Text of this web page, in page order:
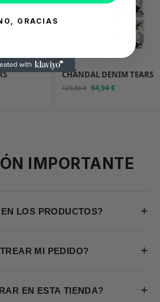
CHÁNDAL DENIM TEARS
129,88€ 64,94€
IMPORTANTE
LOS PRODUCTOS? +
MI PEDIDO? +
EN ESTA TIENDA? +
GRACIAS